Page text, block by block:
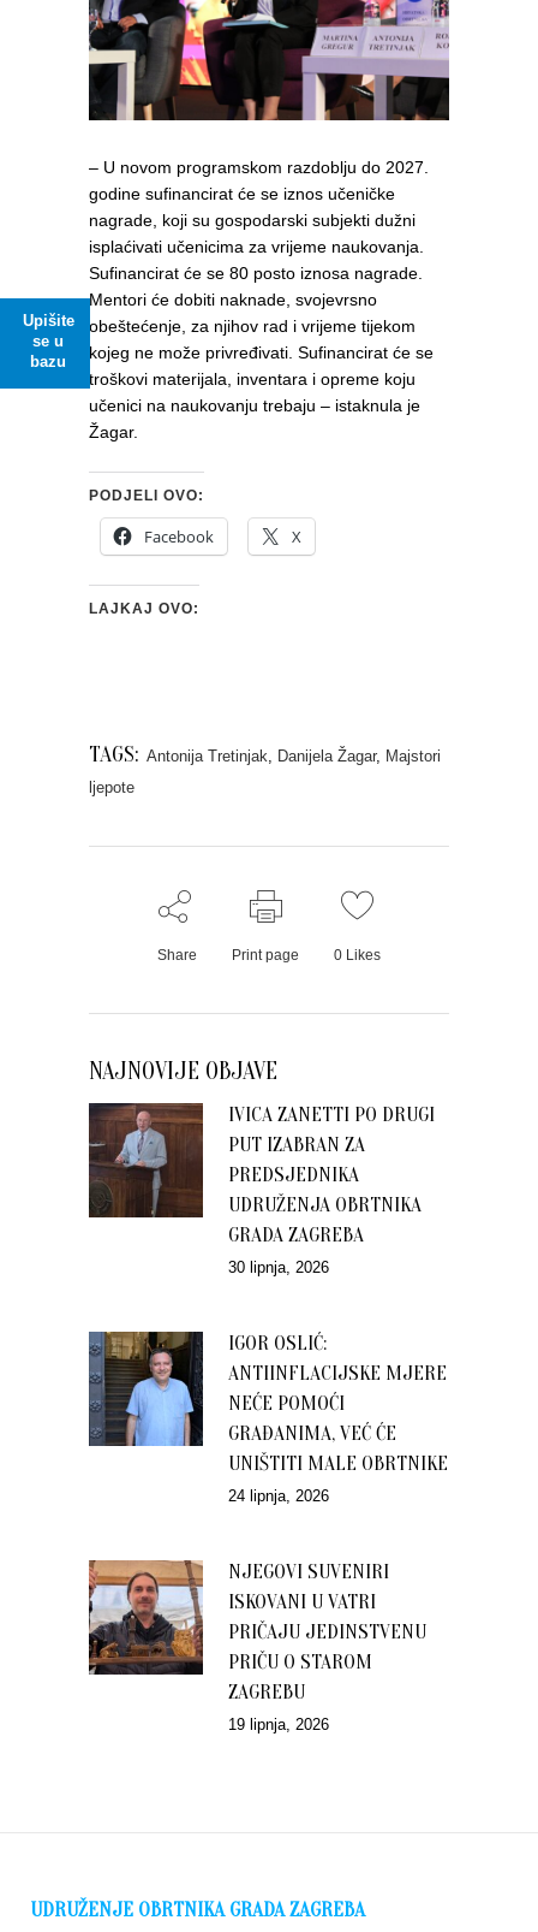
Upišite
se u
bazu
– U novom programskom razdoblju do 2027.
godine sufinancirat će se iznos učeničke
nagrade, koji su gospodarski subjekti dužni
isplaćivati učenicima za vrijeme naukovanja.
Sufinancirat će se 80 posto iznosa nagrade.
Mentori će dobiti naknade, svojevrsno
obeštećenje, za njihov rad i vrijeme tijekom
kojeg ne može privređivati. Sufinancirat će se
troškovi materijala, inventara i opreme koju
učenici na naukovanju trebaju – istaknula je
Žagar.
PODJELI OVO:
Facebook X
LAJKAJ OVO:
TAGS: Antonija Tretinjak, Danijela Žagar, Majstori
ljepote
Share Print page 0 Likes
NAJNOVIJE OBJAVE
IVICA ZANETTI PO DRUGI
PUT IZABRAN ZA
PREDSJEDNIKA
UDRUŽENJA OBRTNIKA
GRADA ZAGREBA
30 lipnja, 2026
IGOR OSLIĆ:
ANTIINFLACIJSKE MJERE
NEĆE POMOĆI
GRAĐANIMA, VEĆ ĆE
UNIŠTITI MALE OBRTNIKE
24 lipnja, 2026
NJEGOVI SUVENIRI
ISKOVANI U VATRI
PRIČAJU JEDINSTVENU
PRIČU O STAROM
ZAGREBU
19 lipnja, 2026
UDRUŽENJE OBRTNIKA GRADA ZAGREBA